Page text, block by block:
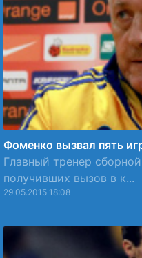
Фоменко вызвал пять
Главный тренер
получивших вызов в к...
29.05.2015 18:08